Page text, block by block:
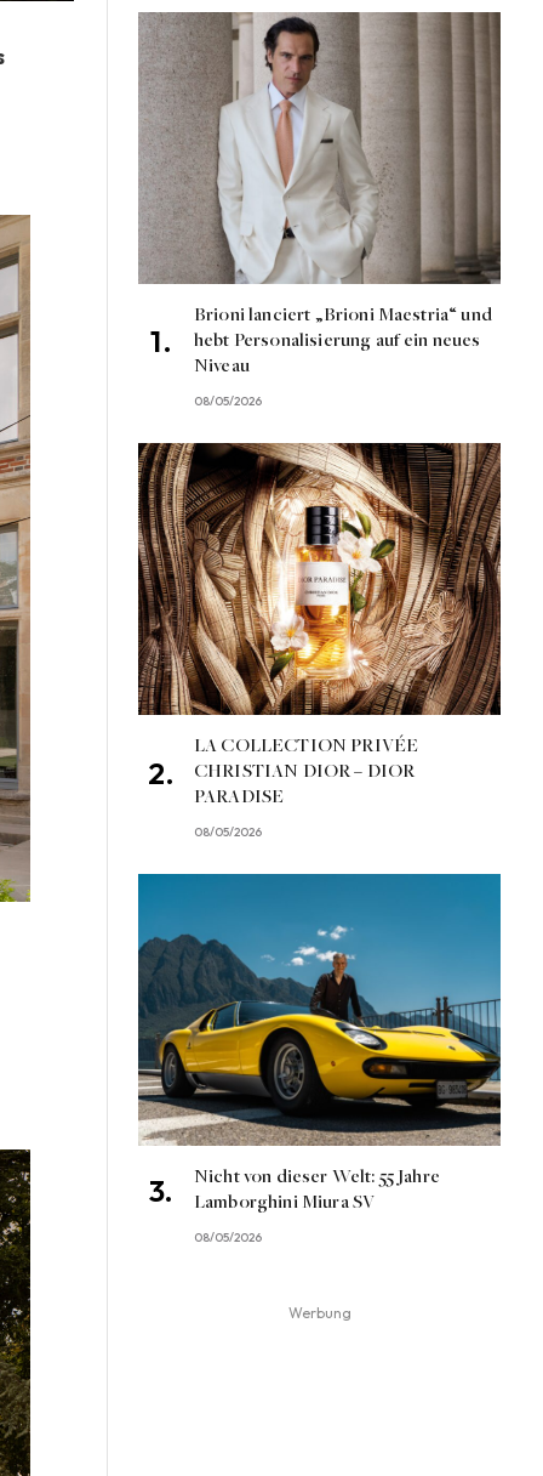
Brioni lanciert „Brioni Maestria“ und
hebt Personalisierung auf ein neues
Niveau
08/05/2026
LA COLLECTION PRIVÉE
CHRISTIAN DIOR – DIOR
PARADISE
08/05/2026
Nicht von dieser Welt: 55 Jahre
Lamborghini Miura SV
08/05/2026
Werbung